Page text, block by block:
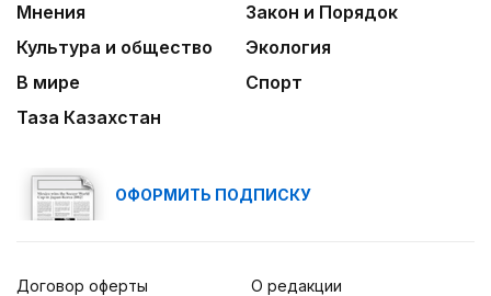
Мнения
Закон и Порядок
Культура и общество
Экология
В мире
Спорт
Таза Казахстан
ОФОРМИТЬ ПОДПИСКУ
Договор оферты
О редакции